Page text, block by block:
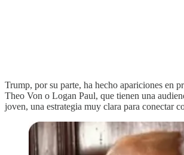
Trump, por su parte, ha hecho apariciones en
Theo Von o Logan Paul, que tienen una
joven, una estrategia muy clara para conectar